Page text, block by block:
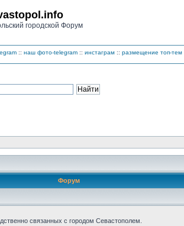
городской Форум
:: наш фото-telegram :: инстаграм :: размещение топ-тем
Форум
связанных с городом Севастополем.